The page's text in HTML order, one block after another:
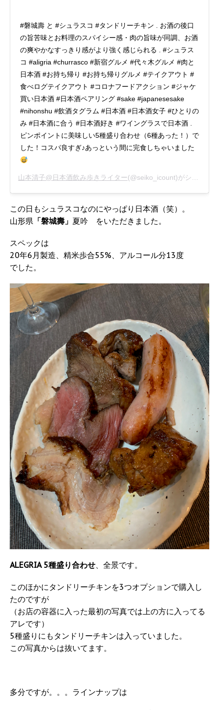
#磐城壽 と #シュラスコ #タンドリーチキン . お酒の後口
の旨苦味とお料理のスパイシー感・肉の旨味が同調、お酒
の爽やかなすっきり感がより強く感じられる . #シュラス
コ #aligria #churrasco #新宿グルメ #代々木グルメ #肉と
日本酒 #お持ち帰り #お持ち帰りグルメ #テイクアウト #
食べログテイクアウト #コロナフードアクション #ジャケ
買い日本酒 #日本酒ペアリング #sake #japanesesake
#nihonshu #飲酒タグラム #日本酒 #日本酒女子 #ひとりの
み #日本酒に合う #日本酒好き #ワイングラスで日本酒 .
ピンポイントに美味しい5種盛り合わせ（6種あった！）で
した！コスパ良すぎ♪あっという間に完食しちゃいました
山本清子@日本酒飲み歩きライター(@seiko_icount)がシェアした投稿 -
この日もシュラスコなのにやっぱり日本酒（笑）。
山形県 「磐城壽」 夏吟 をいただきました。
スペックは
20年6月製造、精米歩合55%、アルコール分13度
でした。
ALEGRIA 5種盛り合わせ、全景です。
このほかにタンドリーチキンを3つオプションで購入し
たのですが
（お店の容器に入った最初の写真では上の方に入ってる
アレです）
5種盛りにもタンドリーチキンは入っていました。
この写真からは抜いてます。
多分ですが。。。ラインナップは